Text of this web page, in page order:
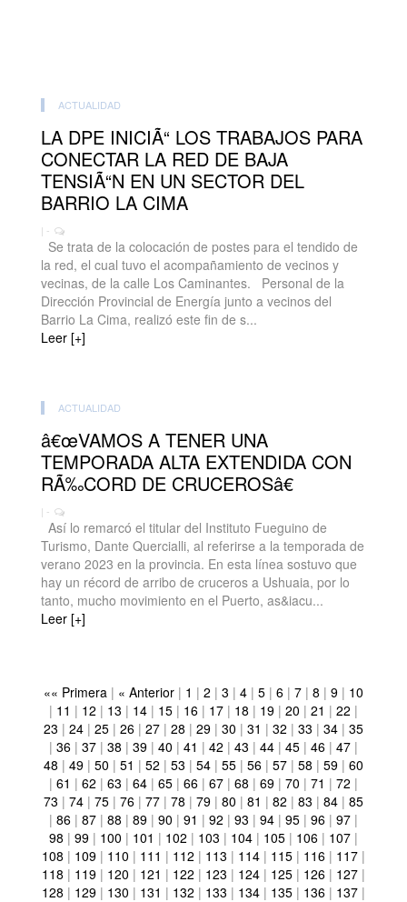
ACTUALIDAD
LA DPE INICIÃ“ LOS TRABAJOS PARA
CONECTAR LA RED DE BAJA
TENSIÃ“N EN UN SECTOR DEL
BARRIO LA CIMA
| -
Se trata de la colocación de postes para el tendido de
la red, el cual tuvo el acompañamiento de vecinos y
vecinas, de la calle Los Caminantes. Personal de la
Dirección Provincial de Energía junto a vecinos del
Barrio La Cima, realizó este fin de s...
Leer [+]
ACTUALIDAD
â€œVAMOS A TENER UNA
TEMPORADA ALTA EXTENDIDA CON
RÃ‰CORD DE CRUCEROSâ€
| -
Así lo remarcó el titular del Instituto Fueguino de
Turismo, Dante Quercialli, al referirse a la temporada de
verano 2023 en la provincia. En esta línea sostuvo que
hay un récord de arribo de cruceros a Ushuaia, por lo
tanto, mucho movimiento en el Puerto, as&iacu...
Leer [+]
«« Primera | « Anterior | 1 | 2 | 3 | 4 | 5 | 6 | 7 | 8 | 9 | 10
| 11 | 12 | 13 | 14 | 15 | 16 | 17 | 18 | 19 | 20 | 21 | 22 |
23 | 24 | 25 | 26 | 27 | 28 | 29 | 30 | 31 | 32 | 33 | 34 | 35
| 36 | 37 | 38 | 39 | 40 | 41 | 42 | 43 | 44 | 45 | 46 | 47 |
48 | 49 | 50 | 51 | 52 | 53 | 54 | 55 | 56 | 57 | 58 | 59 | 60
| 61 | 62 | 63 | 64 | 65 | 66 | 67 | 68 | 69 | 70 | 71 | 72 |
73 | 74 | 75 | 76 | 77 | 78 | 79 | 80 | 81 | 82 | 83 | 84 | 85
| 86 | 87 | 88 | 89 | 90 | 91 | 92 | 93 | 94 | 95 | 96 | 97 |
98 | 99 | 100 | 101 | 102 | 103 | 104 | 105 | 106 | 107 |
108 | 109 | 110 | 111 | 112 | 113 | 114 | 115 | 116 | 117 |
118 | 119 | 120 | 121 | 122 | 123 | 124 | 125 | 126 | 127 |
128 | 129 | 130 | 131 | 132 | 133 | 134 | 135 | 136 | 137 |